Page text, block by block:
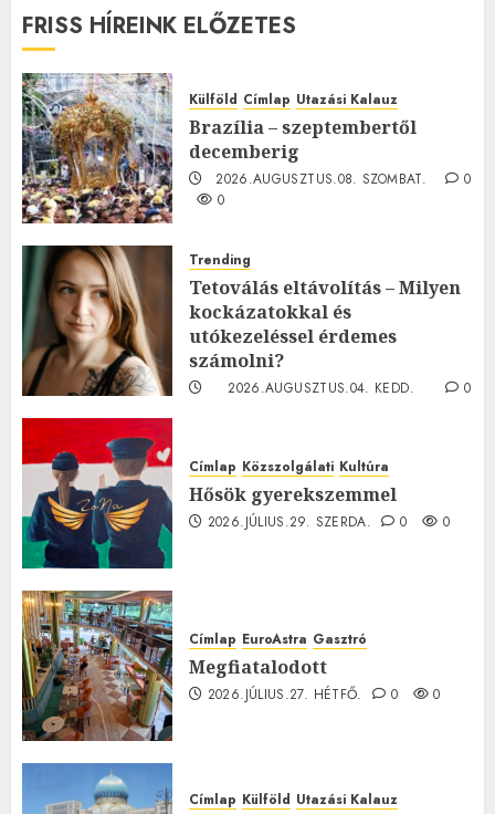
FRISS HÍREINK ELŐZETES
Külföld Címlap Utazási Kalauz
Brazília – szeptembertől
decemberig
2026.AUGUSZTUS.08. SZOMBAT.
0
0
Trending
Tetoválás eltávolítás – Milyen
kockázatokkal és
utókezeléssel érdemes
számolni?
2026.AUGUSZTUS.04. KEDD.
0
Címlap Közszolgálati Kultúra
Hősök gyerekszemmel
2026.JÚLIUS.29. SZERDA. 0 0
Címlap EuroAstra Gasztró
Megfiatalodott
2026.JÚLIUS.27. HÉTFŐ. 0 0
Címlap Külföld Utazási Kalauz